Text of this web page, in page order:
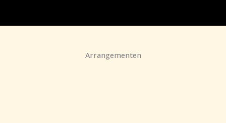
Arrangementen